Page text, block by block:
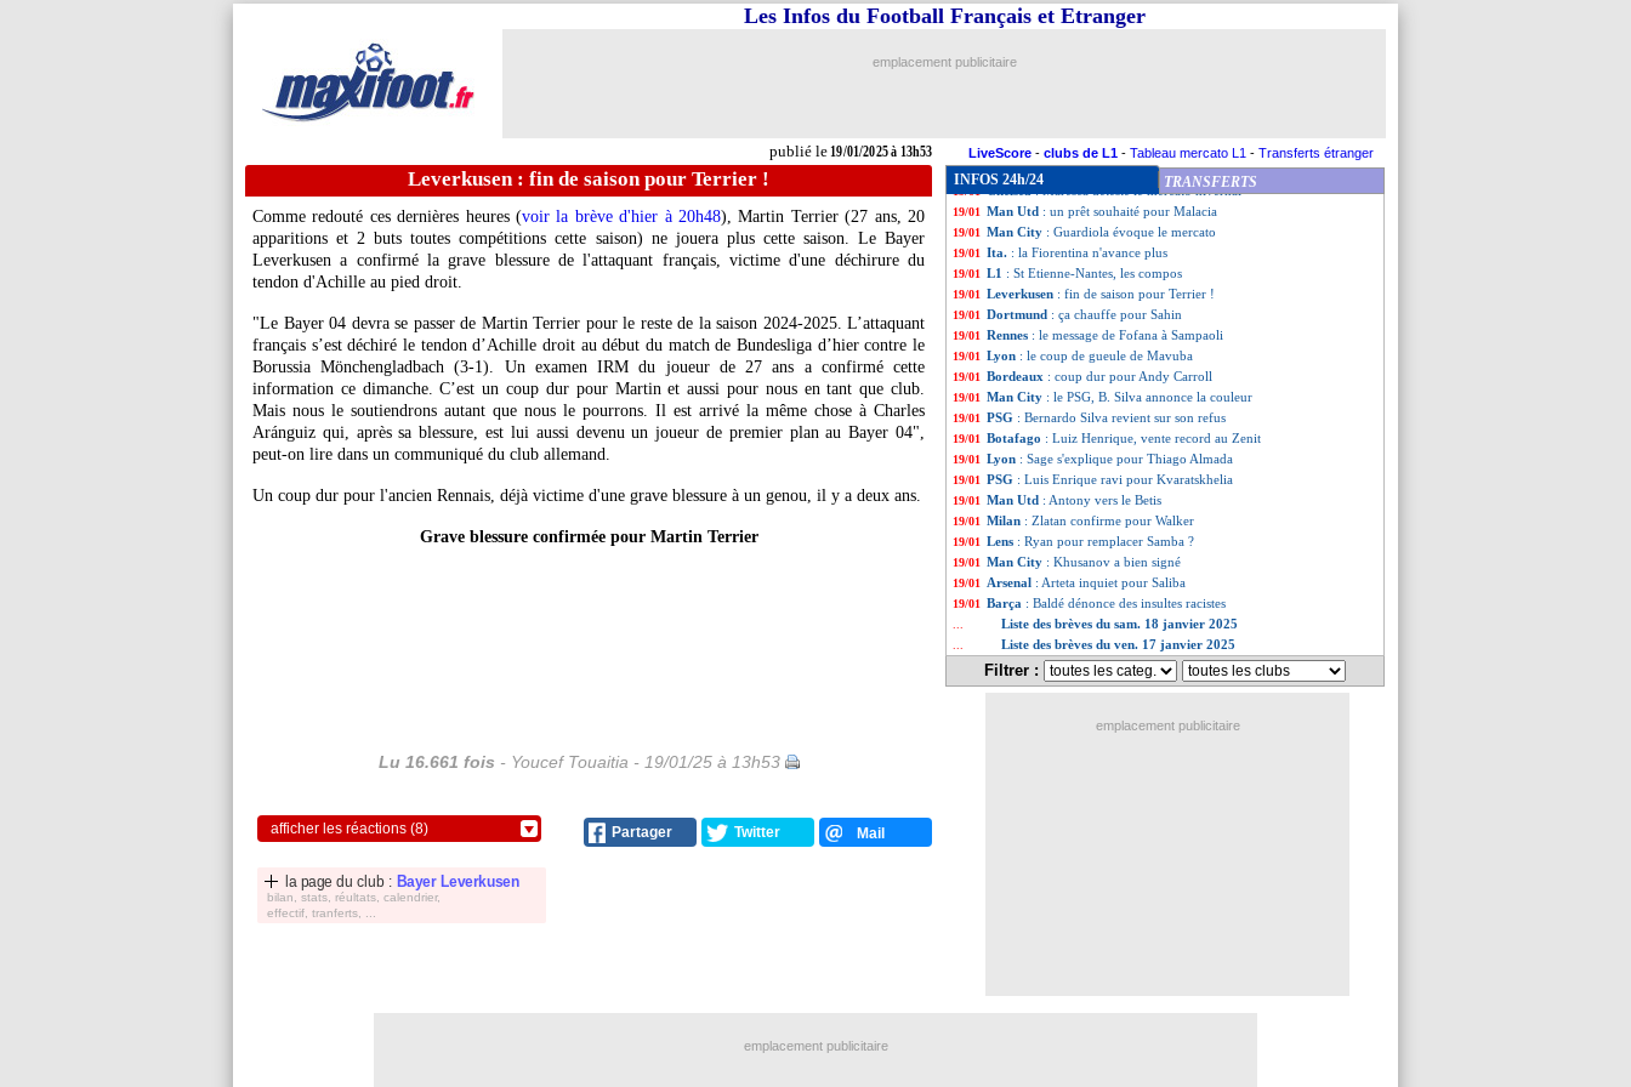
publié le19/01/2025 à 13h53
Les Infos du Football Français et Etranger
emplacement publicitaire
LiveScore - clubs de L1 - Tableau mercato L1 - Transferts étranger
Leverkusen : fin de saison pour Terrier !
Comme redouté ces dernières heures (voir la brève d'hier à 20h48), Martin Terrier(27 ans, 20
apparitions et 2 buts toutes compétitions cette saison) ne jouera plus cette saison. Le Bayer
Leverkusen a confirmé la grave blessure de l'attaquant français, victime d'une déchirure du
tendon d'Achille au pied droit.
"Le Bayer 04 devra se passer de Martin Terrier pour le reste de la saison 2024-2025. L’attaquant
français s’est déchiré le tendon d’Achille droit au début du match de Bundesliga d’hier contre le
Borussia Mönchengladbach (3-1). Un examen IRM du joueur de 27 ans a confirmé cette
information ce dimanche. C’est un coup dur pour Martin et aussi pour nous en tant que club.
Mais nous le soutiendrons autant que nous le pourrons. Il est arrivé la même chose à Charles
Aránguiz qui, après sa blessure, est lui aussi devenu un joueur de premier plan au Bayer 04",
peut-on lire dans un communiqué du club allemand.
Un coup dur pour l'ancien Rennais, déjà victime d'une grave blessure à un genou, il y a deux ans.
Grave blessure confirmée pour Martin Terrier
Lu 16.661 fois - Youcef Touaitia - 19/01/25 à 13h53
afficher les réactions (8) Partager Twitter Mail
la page du club : Bayer Leverkusen
bilan, stats, réultats, calendrier,
effectif, tranferts, ...
INFOS 24h/24 TRANSFERTS
19/01 ASSE: sauveur, Boakye ne s'en contente pas
19/01 Nantes: Chirivella a vu de la passivité
19/01 Ang.
19/01 L1: Angers-Auxerre, les compos
19/01 VIDEO: Iliman Ndiaye droit au but !
: Maresca déteste le mercato hivernal
19/01 Man Utd : un prêt souhaité pour Malacia
19/01 Man City : Guardiola évoque le mercato
19/01 Ita. : la Fiorentina n'avance plus
19/01 L1 : St Etienne-Nantes, les compos
19/01 Leverkusen : fin de saison pour Terrier !
19/01 Dortmund : ça chauffe pour Sahin
19/01 Rennes : le message de Fofana à Sampaoli
19/01 Lyon : le coup de gueule de Mavuba
19/01 Bordeaux : coup dur pour Andy Carroll
19/01 Man City : le PSG, B. Silva annonce la couleur
19/01 PSG : Bernardo Silva revient sur son refus
19/01 Botafago : Luiz Henrique, vente record au Zenit
19/01 Lyon : Sage s'explique pour Thiago Almada
19/01 PSG : Luis Enrique ravi pour Kvaratskhelia
19/01 Man Utd : Antony vers le Betis
19/01 Milan : Zlatan confirme pour Walker
19/01 Lens : Ryan pour remplacer Samba ?
19/01 Man City : Khusanov a bien signé
19/01 Arsenal : Arteta inquiet pour Saliba
19/01 Barça : Baldé dénonce des insultes racistes
Liste des brèves du sam. 18 janvier 2025
Liste des brèves du ven. 17 janvier 2025
Filtrer :
emplacement publicitaire
emplacement publicitaire